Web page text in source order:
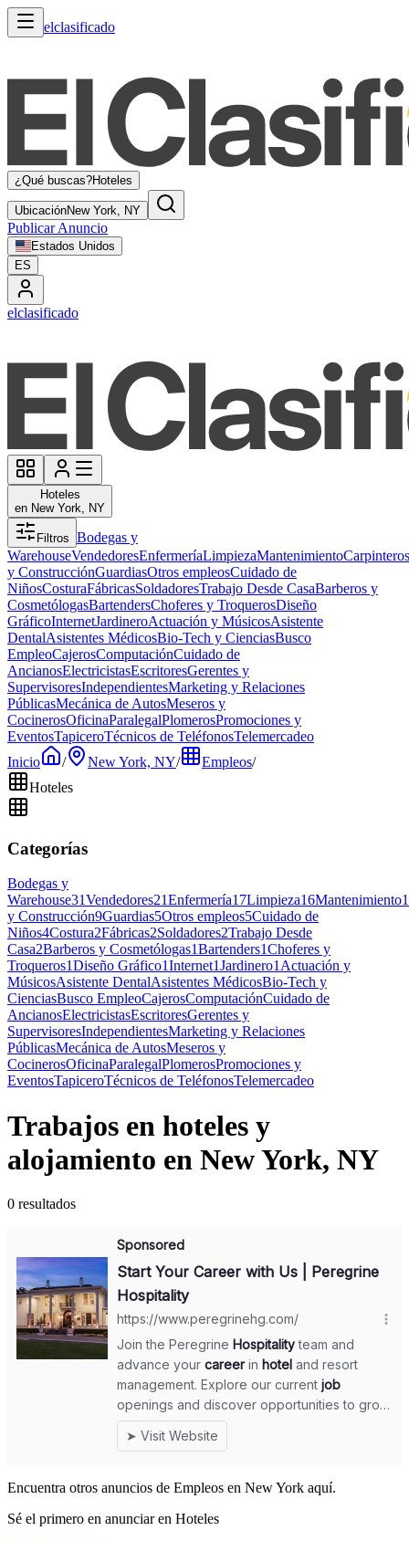
elclasificado
¿Qué buscas?Hoteles
UbicaciónNew York, NY
Publicar Anuncio
Estados Unidos
ES
elclasificado
Hoteles
en New York, NY
Filtros Bodegas y
WarehouseVendedoresEnfermeríaLimpiezaMantenimientoCarpinteros
y ConstrucciónGuardiasOtros empleosCuidado de
NiñosCosturaFábricasSoldadoresTrabajo Desde CasaBarberos y
CosmetólogasBartendersChoferes y TroquerosDiseño
GráficoInternetJardineroActuación y MúsicosAsistente
DentalAsistentes MédicosBio-Tech y CienciasBusco
EmpleoCajerosComputaciónCuidado de
AncianosElectricistasEscritoresGerentes y
SupervisoresIndependientesMarketing y Relaciones
PúblicasMecánica de AutosMeseros y
CocinerosOficinaParalegalPlomerosPromociones y
EventosTapiceroTécnicos de TeléfonosTelemercadeo
Inicio
/ New York, NY/ Empleos/
Hoteles
Categorías
Bodegas y
Warehouse31Vendedores21Enfermería17Limpieza16Mantenimiento
y Construcción9Guardias5Otros empleos5Cuidado de
Niños4Costura2Fábricas2Soldadores2Trabajo Desde
Casa2Barberos y Cosmetólogas1Bartenders1Choferes y
Troqueros1Diseño Gráfico1Internet1Jardinero1Actuación y
MúsicosAsistente DentalAsistentes MédicosBio-Tech y
CienciasBusco EmpleoCajerosComputaciónCuidado de
AncianosElectricistasEscritoresGerentes y
SupervisoresIndependientesMarketing y Relaciones
PúblicasMecánica de AutosMeseros y
CocinerosOficinaParalegalPlomerosPromociones y
EventosTapiceroTécnicos de TeléfonosTelemercadeo
Trabajos en hoteles y
alojamiento en New York, NY
0 resultados
Encuentra otros anuncios de Empleos en New York aquí.
Sé el primero en anunciar en Hoteles